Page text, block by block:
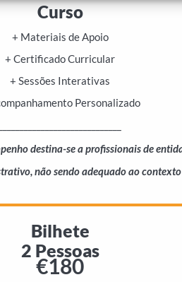
Curso
+ Materiais de Apoio
+ Certificado Curricular
+ Sessões Interativas
Personalizado
destina-se a profissionais de
não sendo adequado ao
Bilhete
2 Pessoas
€180